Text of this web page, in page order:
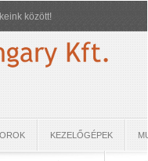
között!
KEZELŐGÉPEK